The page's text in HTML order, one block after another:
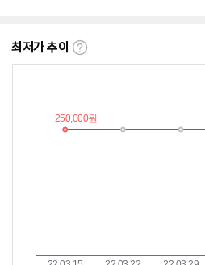
최저가 추이
최
이
란?